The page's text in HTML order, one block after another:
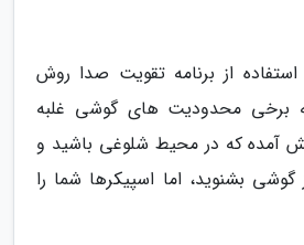
از برنامه تقویت صدا روش
برخی محدودیت های گوشی غلبه
آمده که در محیط شلوغی باشید و
بشنوید، اما اسپیکرها شما را